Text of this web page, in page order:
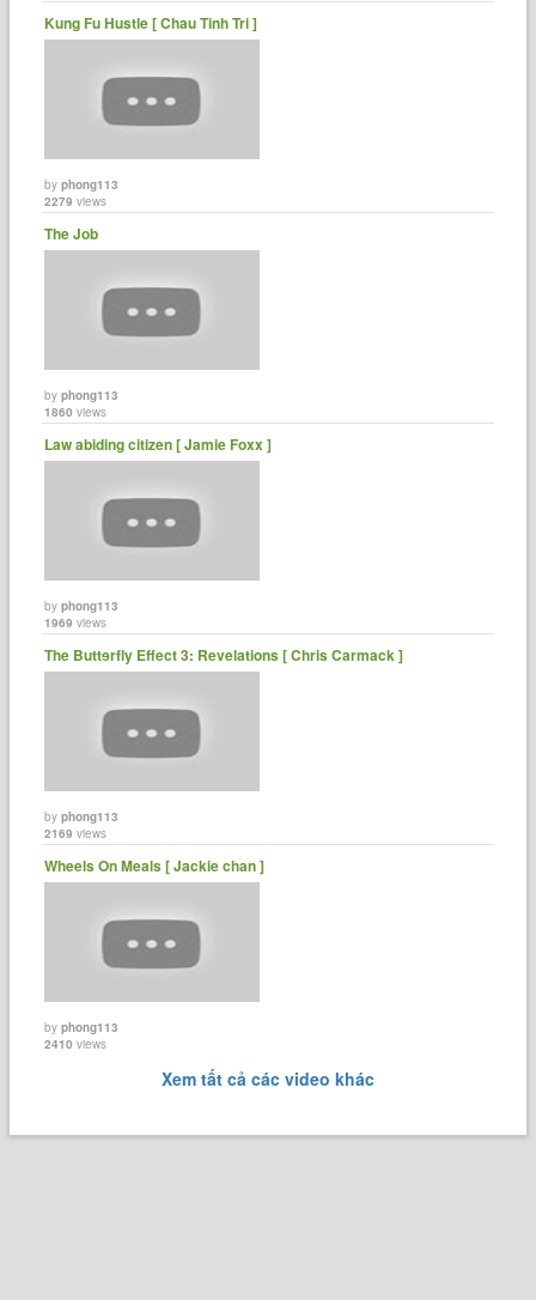
Kung Fu Hustle [ Chau Tinh Tri ]
byphong113
2279 views
The Job
byphong113
1860 views
Law abiding citizen [ Jamie Foxx ]
byphong113
1969 views
The Buttɘrfly Effect 3: Revelations [ Chris Carmack ]
byphong113
2169 views
Wheels On Meals [ Jackie chan ]
byphong113
2410 views
Xem tất cả các video khác